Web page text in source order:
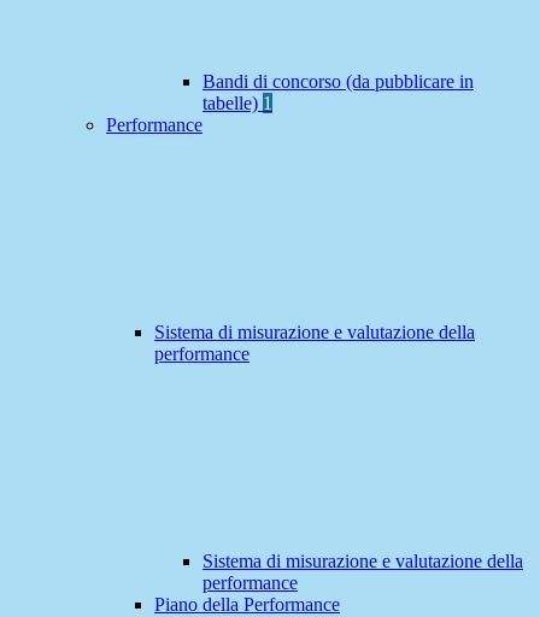
Bandi di concorso (da pubblicare in
tabelle) 1
Performance
Sistema di misurazione e valutazione della
performance
Sistema di misurazione e valutazione della
performance
Piano della Performance